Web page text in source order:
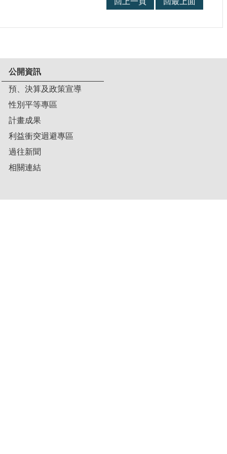
公開資訊
預、決算及政策宣導
性別平等專區
計畫成果
利益衝突迴避專區
過往新聞
相關連結